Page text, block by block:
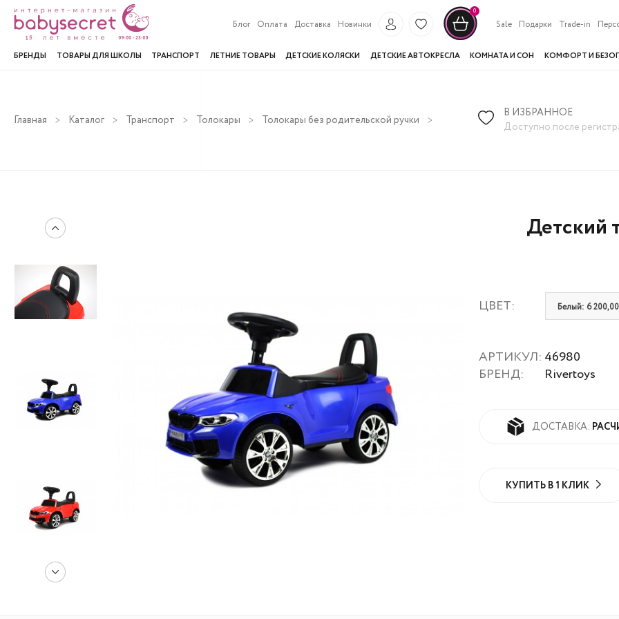
Блог Оплата Доставка Новинки
0
Sale Подарки Trade-in
БРЕНДЫ ТОВАРЫ ДЛЯ ШКОЛЫ ТРАНСПОРТ ЛЕТНИЕ ТОВАРЫ ДЕТСКИЕ КОЛЯСКИ ДЕТСКИЕ АВТОКРЕСЛА КОМНАТА И СОН КОМФОРТ И
Главная Каталог Транспорт Толокары Толокары без родительской ручки Детский толокар Rivertoys BMW M5
В ИЗБРАННОЕ
Доступно после
Детский
ЦВЕТ: Белый: 6
АРТИКУЛ:
БРЕНД:
46980
Rivertoys
ДОСТАВКА:
КУПИТЬ В 1 КЛИК